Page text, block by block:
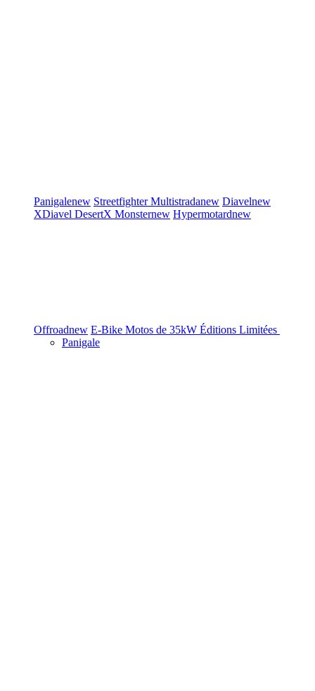
Panigalenew StreetfighterMultistradanew Diavelnew
XDiavel DesertX Monsternew Hypermotardnew
Offroadnew E-Bike Motos de 35kW Éditions Limitées
Panigale